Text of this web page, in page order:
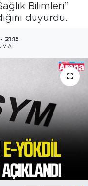
Bilimleri”
duyurdu.
21:15